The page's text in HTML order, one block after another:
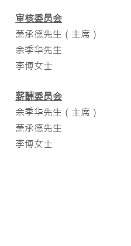
审核委员会
萧承德先生（主席）
余季华先生
李博女士
薪酬委员会
余季华先生（主席）
萧承德先生
李博女士